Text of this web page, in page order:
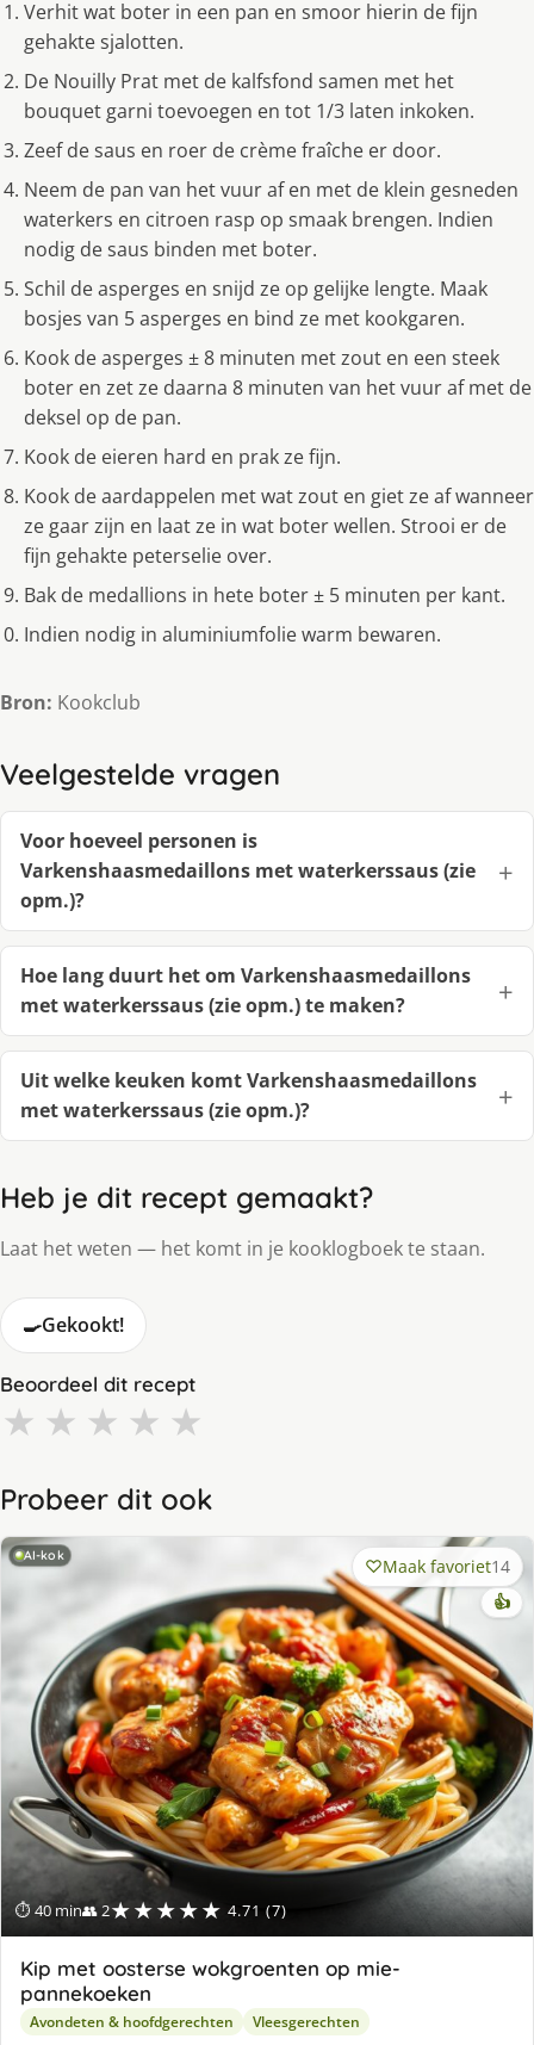
Verhit wat boter in een pan en smoor hierin de fijn
gehakte sjalotten.
De Nouilly Prat met de kalfsfond samen met het
bouquet garni toevoegen en tot 1/3 laten inkoken.
Zeef de saus en roer de crème fraîche er door.
Neem de pan van het vuur af en met de klein gesneden
waterkers en citroen rasp op smaak brengen. Indien
nodig de saus binden met boter.
Schil de asperges en snijd ze op gelijke lengte. Maak
bosjes van 5 asperges en bind ze met kookgaren.
Kook de asperges ± 8 minuten met zout en een steek
boter en zet ze daarna 8 minuten van het vuur af met de
deksel op de pan.
Kook de eieren hard en prak ze fijn.
Kook de aardappelen met wat zout en giet ze af wanneer
ze gaar zijn en laat ze in wat boter wellen. Strooi er de
fijn gehakte peterselie over.
Bak de medallions in hete boter ± 5 minuten per kant.
Indien nodig in aluminiumfolie warm bewaren.
Bron: Kookclub
Veelgestelde vragen
Voor hoeveel personen is
Varkenshaasmedaillons met waterkerssaus (zie
opm.)?
Hoe lang duurt het om Varkenshaasmedaillons
met waterkerssaus (zie opm.) te maken?
Uit welke keuken komt Varkenshaasmedaillons
met waterkerssaus (zie opm.)?
Heb je dit recept gemaakt?
Laat het weten — het komt in je kooklogboek te staan.
🍳Gekookt!
Beoordeel dit recept
★ ★ ★ ★ ★
Probeer dit ook
AI-kok
⏱ 40 min👥 2★★★★★ 4.71 (7)
Maak favoriet14
👍
Kip met oosterse wokgroenten op mie-
pannekoeken
Avondeten & hoofdgerechten Vleesgerechten